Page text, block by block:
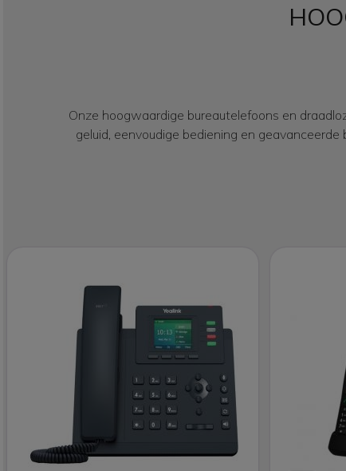
Onze hoogwaardige bureautelefoons en
geluid, eenvoudige bediening en